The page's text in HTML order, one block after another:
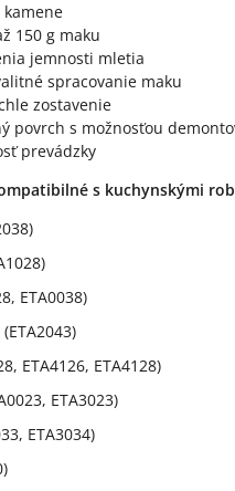
150 g maku
jemnosti mletia
spracovanie maku
zostavenie
povrch s možnosťou
prevádzky
s kuchynskými
ETA0038)
ETA4126, ETA4128)
ETA3023)
ETA3034)